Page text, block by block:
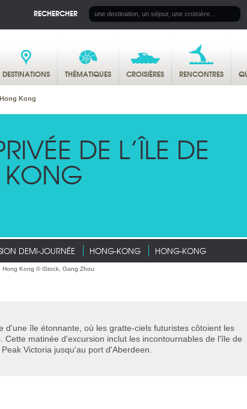
RECHERCHER
DESTINATIONS THÉMATIQUES CROISIÈRES RENCONTRES
Kong
DE L’ÎLE DE
DEMI-JOURNÉE HONG-KONG HONG-KONG
d'une île étonnante, où les gratte-ciels futuristes côtoient les
Cette matinée d'excursion inclut les incontournables de l'île de
Victoria jusqu'au port d'Aberdeen.